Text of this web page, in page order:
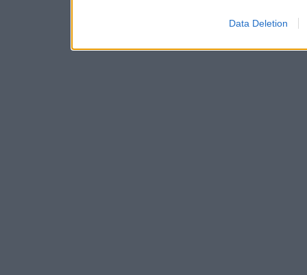
Data Deletion